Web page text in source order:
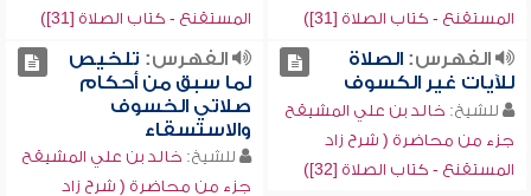
المستقنع - كتاب الصلاة [31])
المستقنع - كتاب الصلاة [31])
الفهرس:الصلاة
للآيات غير الكسوف
للشيخ: خالد بن علي المشيقح
جزء من محاضرة ( شرح زاد
المستقنع - كتاب الصلاة [32])
الفهرس: تلخيص
لما سبق من أحكام
صلاتي الخسوف
والاستسقاء
للشيخ: خالد بن علي المشيقح
جزء من محاضرة ( شرح زاد